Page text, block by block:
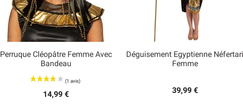
Perruque Cléopâtre Femme Avec
Bandeau
14,99 €
Aperçu rapide
Déguisement Egyptienne Néfertari
Femme
39,99 €
Aperçu rapide